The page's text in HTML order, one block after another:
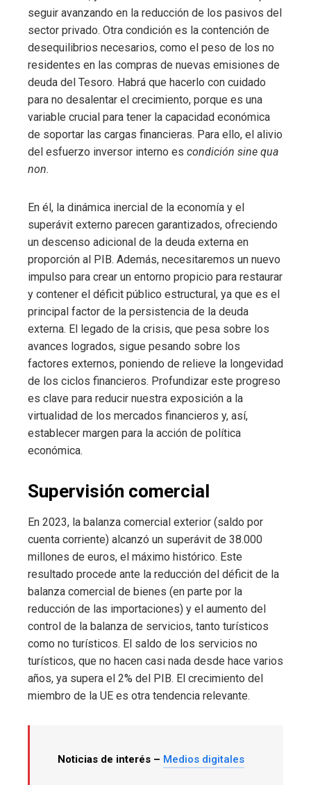
seguir avanzando en la reducción de los pasivos del
sector privado. Otra condición es la contención de
desequilibrios necesarios, como el peso de los no
residentes en las compras de nuevas emisiones de
deuda del Tesoro. Habrá que hacerlo con cuidado
para no desalentar el crecimiento, porque es una
variable crucial para tener la capacidad económica
de soportar las cargas financieras. Para ello, el alivio
del esfuerzo inversor interno es condición sine qua
non.
En él, la dinámica inercial de la economía y el
superávit externo parecen garantizados, ofreciendo
un descenso adicional de la deuda externa en
proporción al PIB. Además, necesitaremos un nuevo
impulso para crear un entorno propicio para restaurar
y contener el déficit público estructural, ya que es el
principal factor de la persistencia de la deuda
externa. El legado de la crisis, que pesa sobre los
avances logrados, sigue pesando sobre los
factores externos, poniendo de relieve la longevidad
de los ciclos financieros. Profundizar este progreso
es clave para reducir nuestra exposición a la
virtualidad de los mercados financieros y, así,
establecer margen para la acción de política
económica.
Supervisión comercial
En 2023, la balanza comercial exterior (saldo por
cuenta corriente) alcanzó un superávit de 38.000
millones de euros, el máximo histórico. Este
resultado procede ante la reducción del déficit de la
balanza comercial de bienes (en parte por la
reducción de las importaciones) y el aumento del
control de la balanza de servicios, tanto turísticos
como no turísticos. El saldo de los servicios no
turísticos, que no hacen casi nada desde hace varios
años, ya supera el 2% del PIB. El crecimiento del
miembro de la UE es otra tendencia relevante.
Noticias de interés – Medios digitales